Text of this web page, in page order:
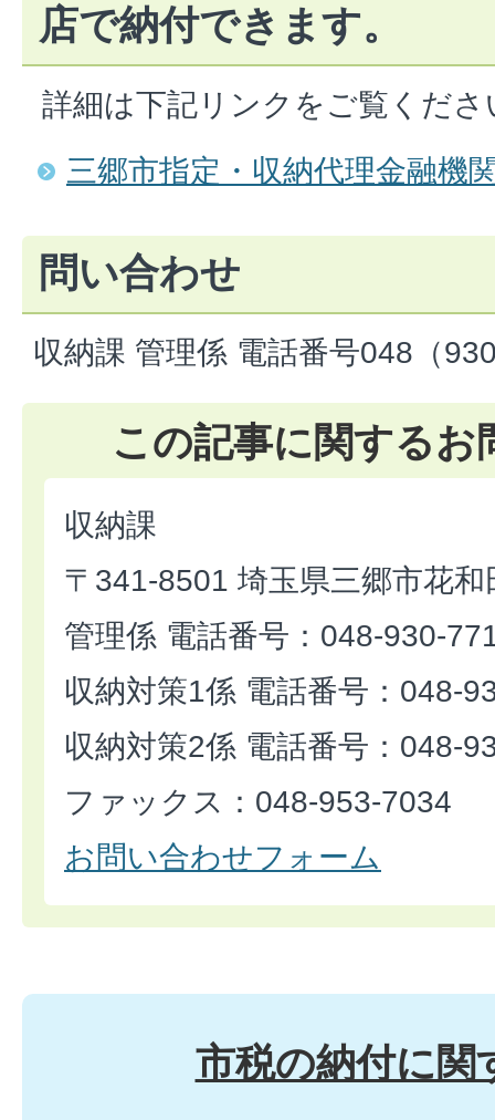
店で納付できます。
詳細は下記リンクをご覧くださ
三郷市指定・収納代理金融機
問い合わせ
収納課 管理係 電話番号048（
この記事に関するお
収納課
〒341-8501 埼玉県三郷市花
管理係 電話番号：048-930-
収納対策1係 電話番号：048-
収納対策2係 電話番号：048-
ファックス：048-953-7034
お問い合わせフォーム
市税の納付に関